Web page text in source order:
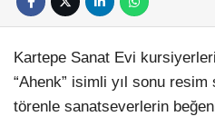
Kartepe Sanat Evi
“Ahenk” isimli yıl sonu
törenle sanatseverlerin